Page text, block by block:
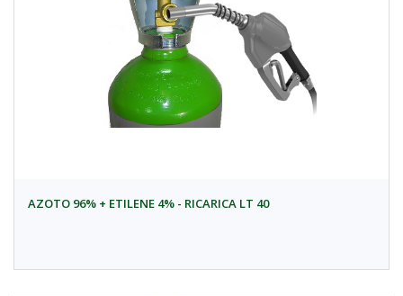
AZOTO 96% + ETILENE 4% - RICARICA LT 40